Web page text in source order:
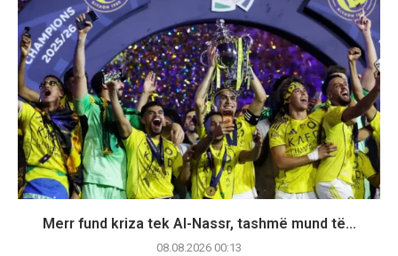
Merr fund kriza tek Al-Nassr, tashmë mund të...
08.08.2026 00:13